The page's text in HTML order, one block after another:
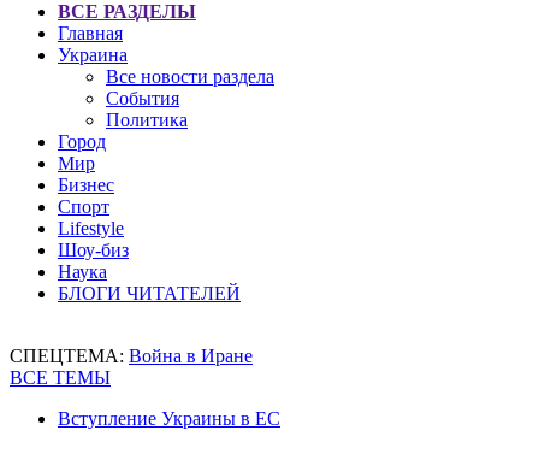
ВСЕ РАЗДЕЛЫ
Главная
Украина
Все новости раздела
События
Политика
Город
Мир
Бизнес
Спорт
Lifestyle
Шоу-биз
Наука
БЛОГИ ЧИТАТЕЛЕЙ
СПЕЦТЕМА: Война в Иране
ВСЕ ТЕМЫ
Вступление Украины в ЕС